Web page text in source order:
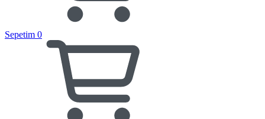
Sepetim 0